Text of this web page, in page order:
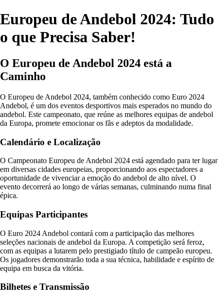
Europeu de Andebol 2024: Tudo
o que Precisa Saber!
O Europeu de Andebol 2024 está a
Caminho
O Europeu de Andebol 2024, também conhecido como Euro 2024
Andebol, é um dos eventos desportivos mais esperados no mundo do
andebol. Este campeonato, que reúne as melhores equipas de andebol
da Europa, promete emocionar os fãs e adeptos da modalidade.
Calendário e Localização
O Campeonato Europeu de Andebol 2024 está agendado para ter lugar
em diversas cidades europeias, proporcionando aos espectadores a
oportunidade de vivenciar a emoção do andebol de alto nível. O
evento decorrerá ao longo de várias semanas, culminando numa final
épica.
Equipas Participantes
O Euro 2024 Andebol contará com a participação das melhores
seleções nacionais de andebol da Europa. A competição será feroz,
com as equipas a lutarem pelo prestigiado título de campeão europeu.
Os jogadores demonstrarão toda a sua técnica, habilidade e espírito de
equipa em busca da vitória.
Bilhetes e Transmissão